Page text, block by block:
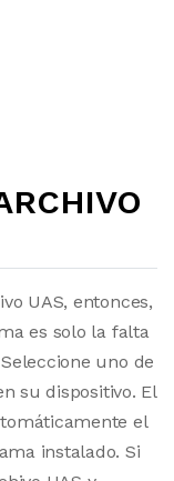
UAS, entonces,
es solo la falta
uno de
su dispositivo. El
el
instalado. Si